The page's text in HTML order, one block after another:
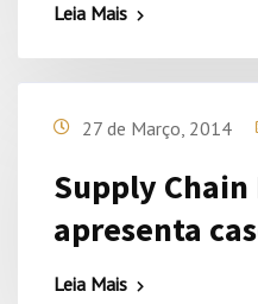
Leia Mais
27 de Março, 2014
Supply
apresenta
Leia Mais